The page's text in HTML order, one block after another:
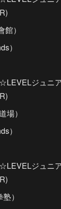
）
）
ジュニ
場）
）
ジュニ
）